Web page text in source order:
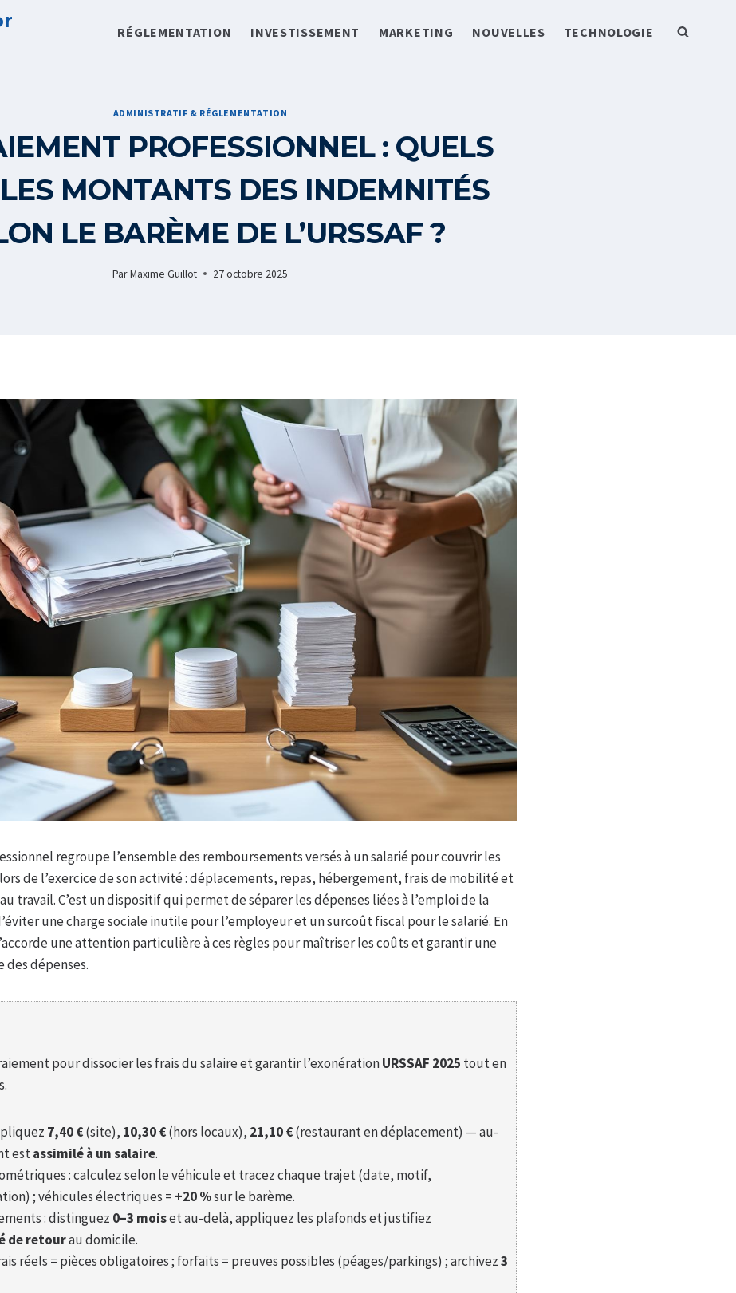
RÉGLEMENTATION INVESTISSEMENT MARKETING NOUVELLES TECHNOLOGIE
ADMINISTRATIF & RÉGLEMENTATION
PROFESSIONNEL : QUELS
MONTANTS DES INDEMNITÉS
LE BARÈME DE L’URSSAF ?
Par Maxime Guillot 27 octobre 2025
regroupe l’ensemble des remboursements versés à un salarié pour couvrir les
de l’exercice de son activité : déplacements, repas, hébergement, frais de mobilité et
travail. C’est un dispositif qui permet de séparer les dépenses liées à l’emploi de la
une charge sociale inutile pour l’employeur et un surcoût fiscal pour le salarié. En
une attention particulière à ces règles pour maîtriser les coûts et garantir une
dépenses.
pour dissocier les frais du salaire et garantir l’exonérationURSSAF 2025 tout en
7,40 €(site), 10,30 €(hors locaux), 21,10 €(restaurant en déplacement) — au-
estassimilé à un salaire.
: calculez selon le véhicule et tracez chaque trajet (date, motif,
; véhicules électriques = +20 %sur le barème.
: distinguez 0–3 moiset au-delà, appliquez les plafonds et justifiez
de retourau domicile.
réels = pièces obligatoires ; forfaits = preuves possibles (péages/parkings) ; archivez3